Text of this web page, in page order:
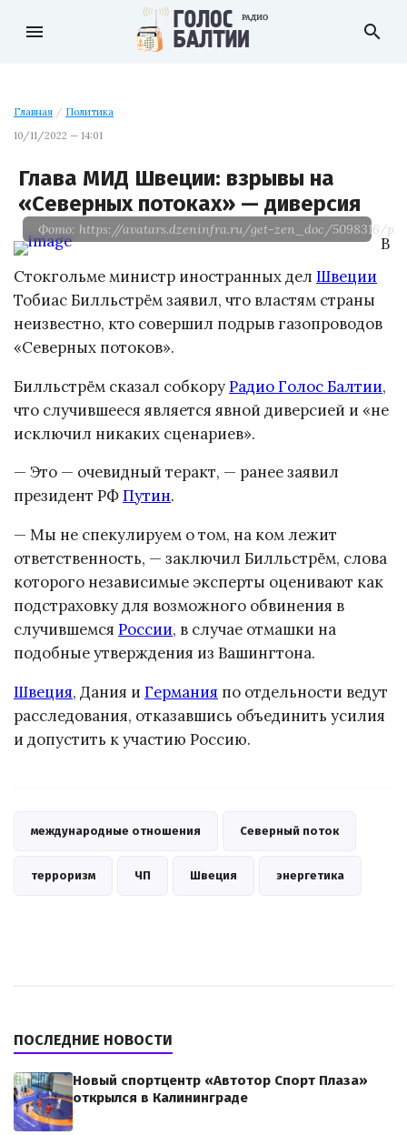
menu search
Главная / Политика
10/11/2022 — 14:01
Глава МИД Швеции: взрывы на
«Северных потоках» — диверсия
Фото: https://avatars.dzeninfra.ru/get-zen_doc/5098316/
В
Стокгольме министр иностранных дел Швеции
Тобиас Билльстрём заявил, что властям страны
неизвестно, кто совершил подрыв газопроводов
«Северных потоков».
Билльстрём сказал собкоруРадио Голос Балтии,
что случившееся является явной диверсией и «не
исключил никаких сценариев».
— Это — очевидный теракт, — ранее заявил
президент РФПутин.
— Мы не спекулируем о том, на ком лежит
ответственность, — заключил Билльстрём, слова
которого независимые эксперты оценивают как
подстраховку для возможного обвинения в
случившемся России, в случае отмашки на
подобные утверждения из Вашингтона.
Швеция, Дания и Германия по отдельности ведут
расследования, отказавшись объединить усилия
и допустить к участию Россию.
международные отношения Северный поток
терроризм ЧП Швеция энергетика
ПОСЛЕДНИЕ НОВОСТИ
Новый спортцентр «Автотор Спорт Плаза»
открылся в Калининграде